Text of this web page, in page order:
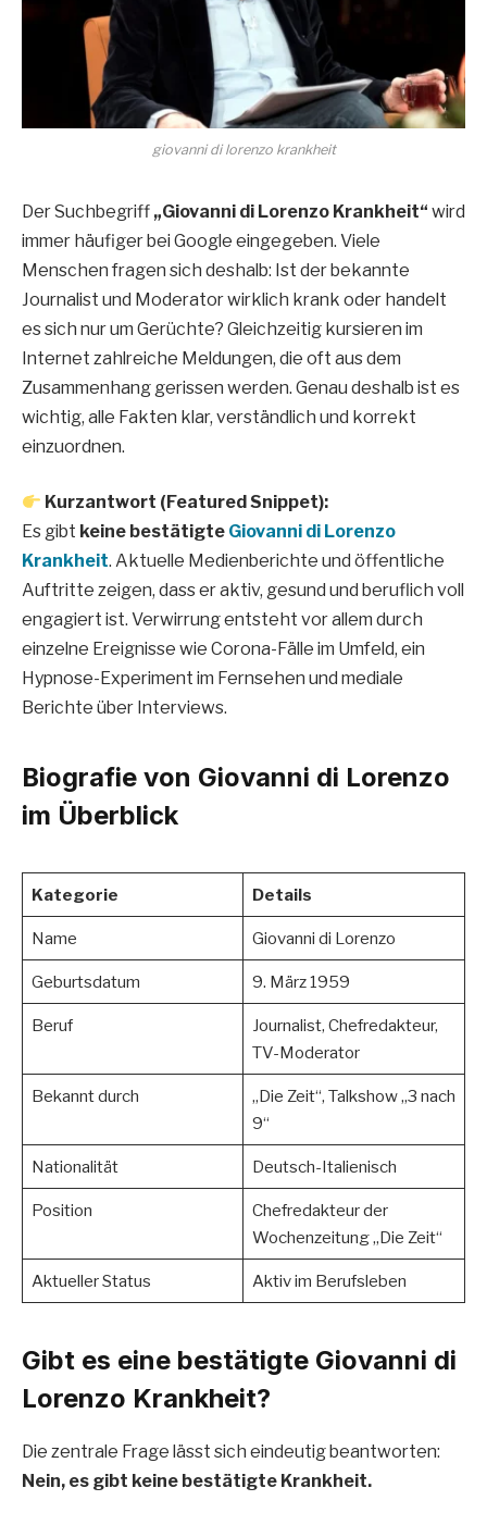
giovanni di lorenzo krankheit
Der Suchbegriff „Giovanni di Lorenzo Krankheit“ wird
immer häufiger bei Google eingegeben. Viele
Menschen fragen sich deshalb: Ist der bekannte
Journalist und Moderator wirklich krank oder handelt
es sich nur um Gerüchte? Gleichzeitig kursieren im
Internet zahlreiche Meldungen, die oft aus dem
Zusammenhang gerissen werden. Genau deshalb ist es
wichtig, alle Fakten klar, verständlich und korrekt
einzuordnen.
Kurzantwort (Featured Snippet):
Es gibt keine bestätigte Giovanni di Lorenzo
Krankheit. Aktuelle Medienberichte und öffentliche
Auftritte zeigen, dass er aktiv, gesund und beruflich voll
engagiert ist. Verwirrung entsteht vor allem durch
einzelne Ereignisse wie Corona-Fälle im Umfeld, ein
Hypnose-Experiment im Fernsehen und mediale
Berichte über Interviews.
Biografie von Giovanni di Lorenzo
im Überblick
Kategorie Details
Name Giovanni di Lorenzo
Geburtsdatum 9. März 1959
Beruf
Journalist, Chefredakteur,
TV-Moderator
Bekannt durch
„Die Zeit“, Talkshow „3 nach
9“
Nationalität Deutsch-Italienisch
Position
Chefredakteur der
Wochenzeitung „Die Zeit“
Aktueller Status Aktiv im Berufsleben
Gibt es eine bestätigte Giovanni di
Lorenzo Krankheit?
Die zentrale Frage lässt sich eindeutig beantworten:
Nein, es gibt keine bestätigte Krankheit.